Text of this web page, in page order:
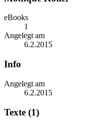
eBooks
1
Angelegt am
6.2.2015
Info
Angelegt am
6.2.2015
Texte (1)